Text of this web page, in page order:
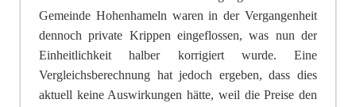
Gemeinde Hohenhameln waren in der Vergangenheit
dennoch private Krippen eingeflossen, was nun der
Einheitlichkeit halber korrigiert wurde. Eine
Vergleichsberechnung hat jedoch ergeben, dass dies
aktuell keine Auswirkungen hätte, weil die Preise den